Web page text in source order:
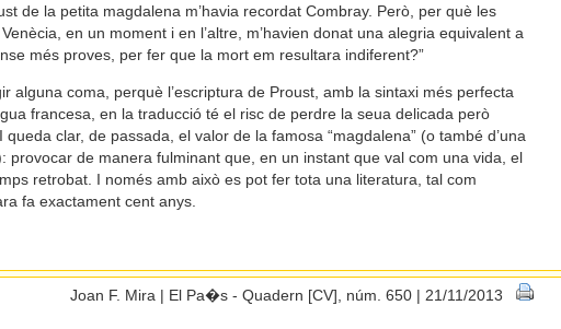
de la petita magdalena m’havia recordat Combray. Però, per què les
en un moment i en l’altre, m’havien donat una alegria equivalent a
més proves, per fer que la mort em resultara indiferent?”
alguna coma, perquè l’escriptura de Proust, amb la sintaxi més perfecta
francesa, en la traducció té el risc de perdre la seua delicada però
clar, de passada, el valor de la famosa “magdalena” (o també d’una
provocar de manera fulminant que, en un instant que val com una vida, el
retrobat. I només amb això es pot fer tota una literatura, tal com
fa exactament cent anys.
Joan F. Mira | El Pa�s - Quadern [CV], núm. 650 | 21/11/2013